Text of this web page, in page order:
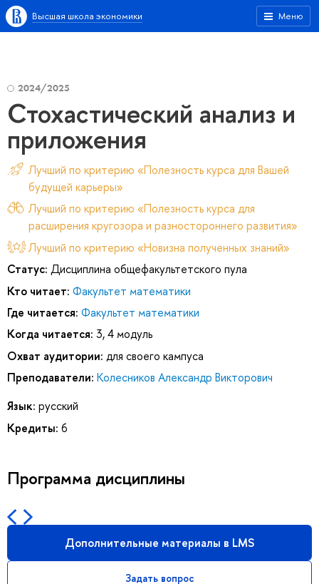
Меню
Высшая школа экономики
2024/2025
Стохастический анализ и
приложения
Лучший по критерию «Полезность курса для Вашей
будущей карьеры»
Лучший по критерию «Полезность курса для
расширения кругозора и разностороннего развития»
Лучший по критерию «Новизна полученных знаний»
Статус: Дисциплина общефакультетского пула
Кто читает: Факультет математики
Где читается: Факультет математики
Когда читается: 3, 4 модуль
Охват аудитории: для своего кампуса
Преподаватели: Колесников Александр Викторович
Язык: русский
Кредиты: 6
Программа дисциплины
Дополнительные материалы в LMS
Задать вопрос